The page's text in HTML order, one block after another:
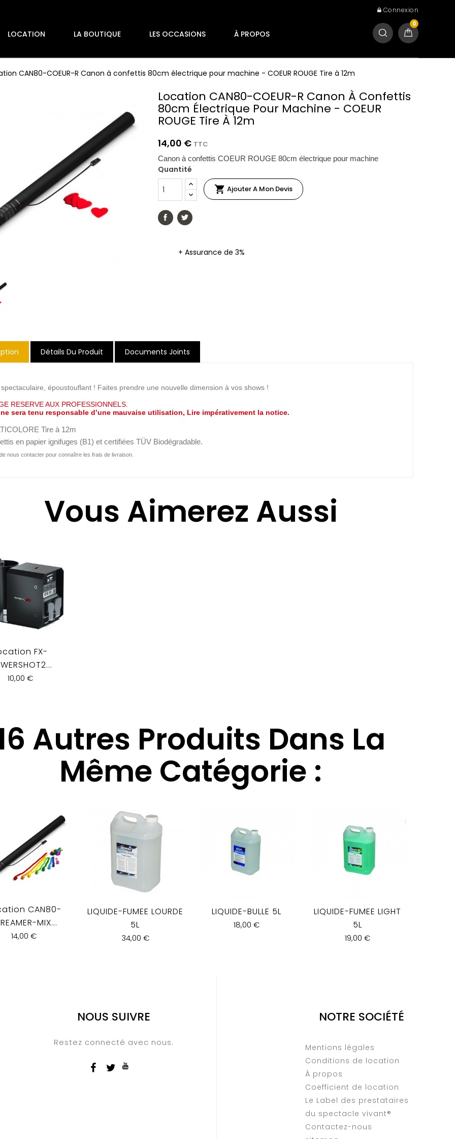
Connexion
0
LOCATION LA BOUTIQUE LES OCCASIONS À PROPOS
CAN80-COEUR-R Canon à confettis 80cm électrique pour machine - COEUR ROUGE Tire à 12m
Location CAN80-COEUR-R Canon À Confettis
80cm Électrique Pour Machine - COEUR
ROUGE Tire À 12m
14,00 € TTC
Canon à confettis COEUR ROUGE 80cm électrique pour machine
Quantité
 Ajouter A Mon Devis
+ Assurance de 3%
Détails Du Produit Documents Joints
époustouflant ! Faites prendre une nouvelle dimension à vos shows !
RESERVE AUX PROFESSIONNELS.
sera tenu responsable d’une mauvaise utilisation, Lire impérativement la notice.
Tire à 12m
en papier ignifuges (B1) et certifiées TÜV Biodégradable.
nous contacter pour connaître les frais de livraison.
Vous Aimerez Aussi
FX-
10,00 €
Autres Produits Dans La
Même Catégorie :
CAN80-
MIX...
14,00 €
LIQUIDE-FUMEE LOURDE
5L
34,00 €
LIQUIDE-BULLE 5L
18,00 €
LIQUIDE-FUMEE LIGHT
5L
19,00 €
NOUS SUIVRE
Restez connecté avec nous.
NOTRE SOCIÉTÉ
Mentions légales
Conditions de location
À propos
Coefficient de location
Le Label des prestataires
du spectacle vivant®
Contactez-nous